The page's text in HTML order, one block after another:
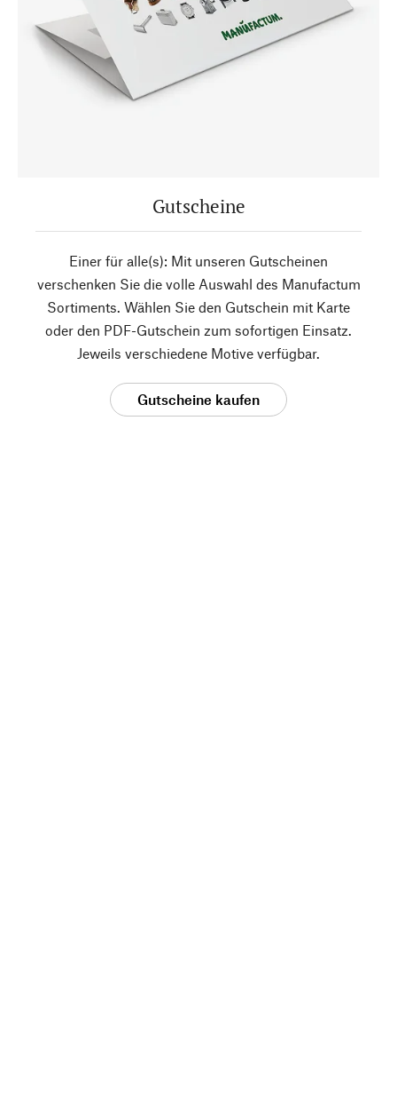
Gutscheine
Einer für alle(s): Mit unseren Gutscheinen
verschenken Sie die volle Auswahl des Manufactum
Sortiments. Wählen Sie den Gutschein mit Karte
oder den PDF-Gutschein zum sofortigen Einsatz.
Jeweils verschiedene Motive verfügbar.
Gutscheine kaufen